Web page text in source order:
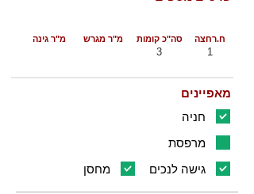
סה"כ קומות מ"ר גינה מ"ר מגרש ח.רחצה
3 1
מאפיינים
חניה
מרפסת
מחסן
גישה לנכים